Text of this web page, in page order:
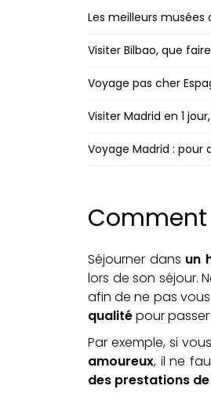
Les meilleurs
Visiter Bilbao, que
Voyage pas cher
Visiter Madrid en 1
Voyage Madrid : pour
Comment
Séjourner dans un
lors de son séjour.
afin de ne pas
qualitépour
Par exemple, si
amoureux, il ne
des prestations de